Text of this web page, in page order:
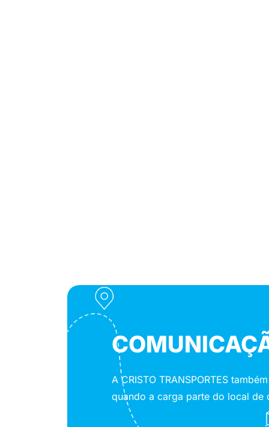
A CRISTO TRANSPORTES
quando a carga parte do local de